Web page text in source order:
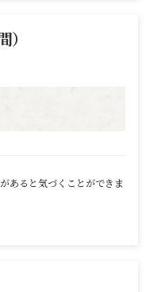
あると気づくことができま